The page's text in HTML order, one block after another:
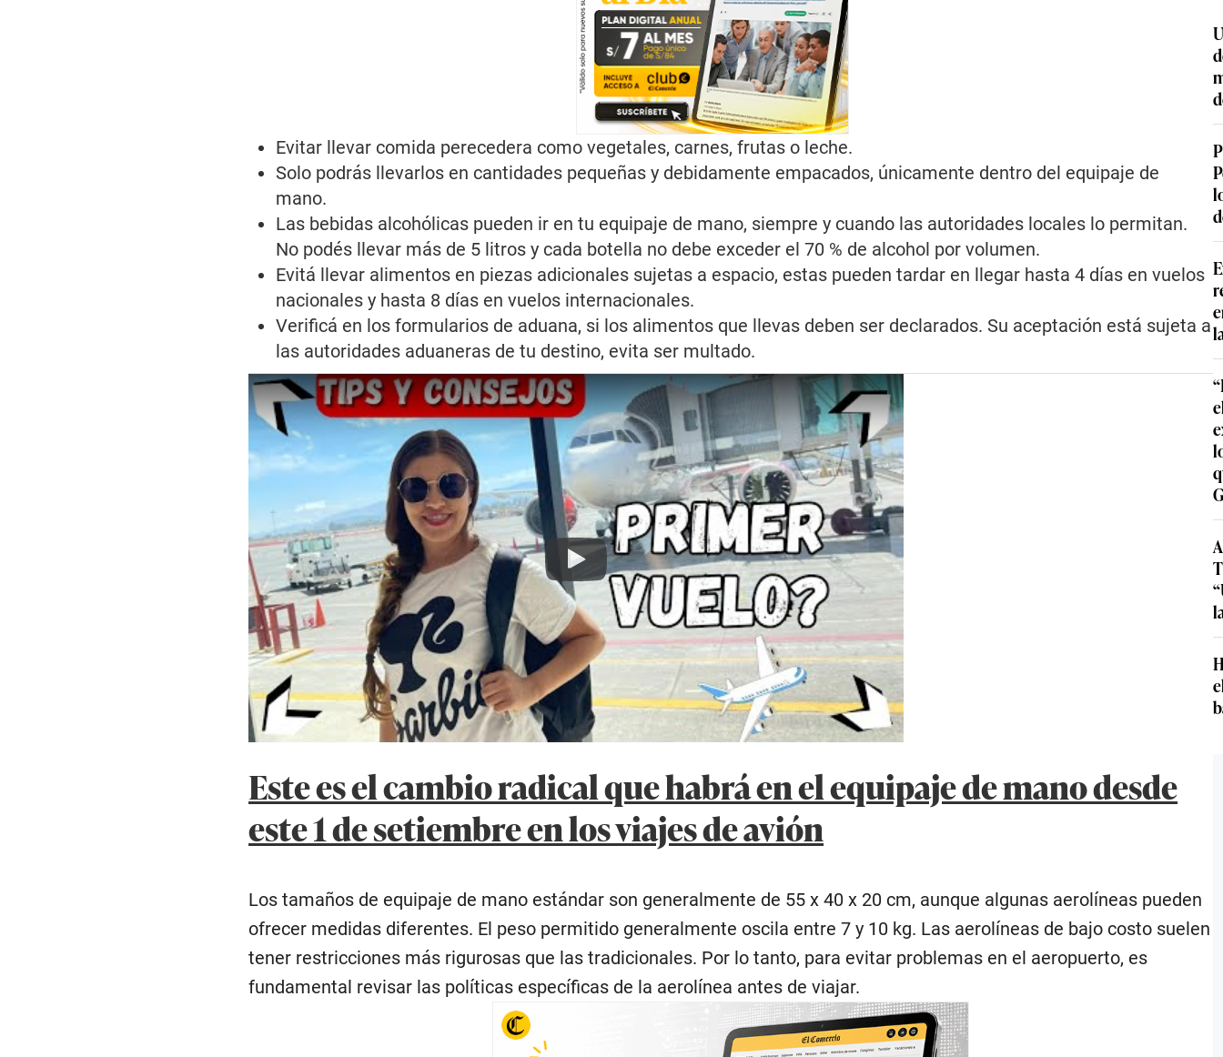
Evitar llevar comida perecedera como vegetales, carnes, frutas o leche.
Solo podrás llevarlos en cantidades pequeñas y debidamente empacados, únicamente dentro del equipaje de
mano.
Las bebidas alcohólicas pueden ir en tu equipaje de mano, siempre y cuando las autoridades locales lo permitan.
No podés llevar más de 5 litros y cada botella no debe exceder el 70 % de alcohol por volumen.
Evitá llevar alimentos en piezas adicionales sujetas a espacio, estas pueden tardar en llegar hasta 4 días en vuelos
nacionales y hasta 8 días en vuelos internacionales.
Verificá en los formularios de aduana, si los alimentos que llevas deben ser declarados. Su aceptación está sujeta a
las autoridades aduaneras de tu destino, evita ser multado.
Play
Este es el cambio radical que habrá en el equipaje de mano desde
este 1 de setiembre en los viajes de avión
Los tamaños de equipaje de mano estándar son generalmente de 55 x 40 x 20 cm, aunque algunas aerolíneas pueden
ofrecer medidas diferentes. El peso permitido generalmente oscila entre 7 y 10 kg. Las aerolíneas de bajo costo suelen
tener restricciones más rigurosas que las tradicionales. Por lo tanto, para evitar problemas en el aeropuerto, es
fundamental revisar las políticas específicas de la aerolínea antes de viajar.